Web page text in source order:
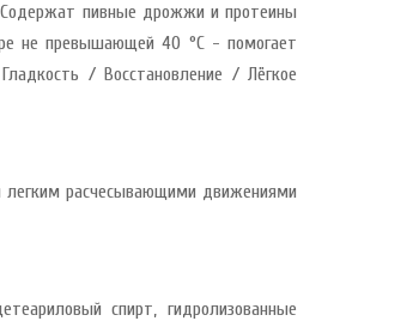
пивные дрожжи и протеины
не превышающей 40 °С - помогает
/ Восстановление / Лёгкое
легким расчесывающими движениями
спирт, гидролизованные